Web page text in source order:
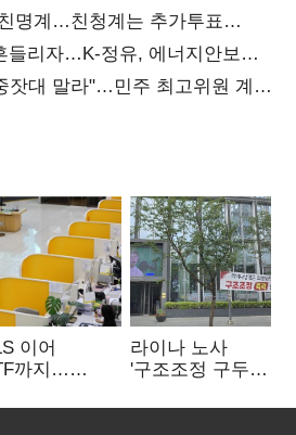
명계…친청계는 추가투표
들리자…K-정유, 에너지안보
잣대 말라"…민주 최고위원 계파
이어
까지…
걸린 은행
라이나 노사
'구조조정 구두